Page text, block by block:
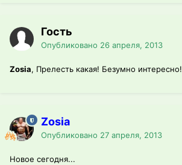
Гость
Опубликовано 26 апреля, 2013
Zosia, Прелесть какая! Безумно интересно!
Zosia
Опубликовано 27 апреля, 2013
Новое сегодня...